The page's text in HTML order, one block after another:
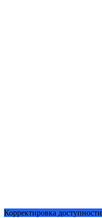
Корректировка доступности